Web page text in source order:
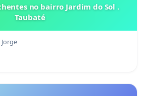
no bairro Jardim do Sol .
Taubaté